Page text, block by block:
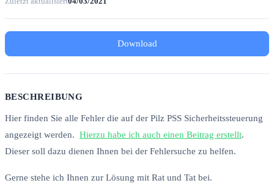
Download
BESCHREIBUNG
Hier finden Sie alle Fehler die auf der Pilz PSS Sicherheitssteuerung
angezeigt werden. Hierzu habe ich auch einen Beitrag erstellt.
Dieser soll dazu dienen Ihnen bei der Fehlersuche zu helfen.
Gerne stehe ich Ihnen zur Lösung mit Rat und Tat bei.